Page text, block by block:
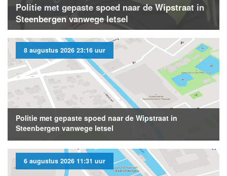
Politie met gepaste spoed naar de Wipstraat in
Steenbergen vanwege letsel
8 augustus 2026 23:16 uur
Politie met gepaste spoed naar de Wipstraat in
Steenbergen vanwege letsel
6 augustus 2026 11:31 uur